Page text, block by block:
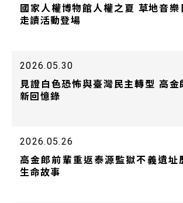
國家人權博物館人權之夏 草地音
走讀活動登場
2026.05.30
見證白色恐怖與臺灣民主轉型 高金
新回憶錄
2026.05.26
高金郎前輩重返泰源監獄不義遺址
生命故事